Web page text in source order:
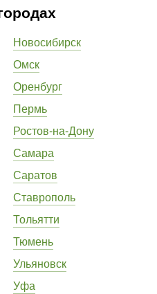
Новосибирск
Омск
Оренбург
Пермь
Ростов-на-Дону
Самара
Саратов
Ставрополь
Тольятти
Тюмень
Ульяновск
Уфа